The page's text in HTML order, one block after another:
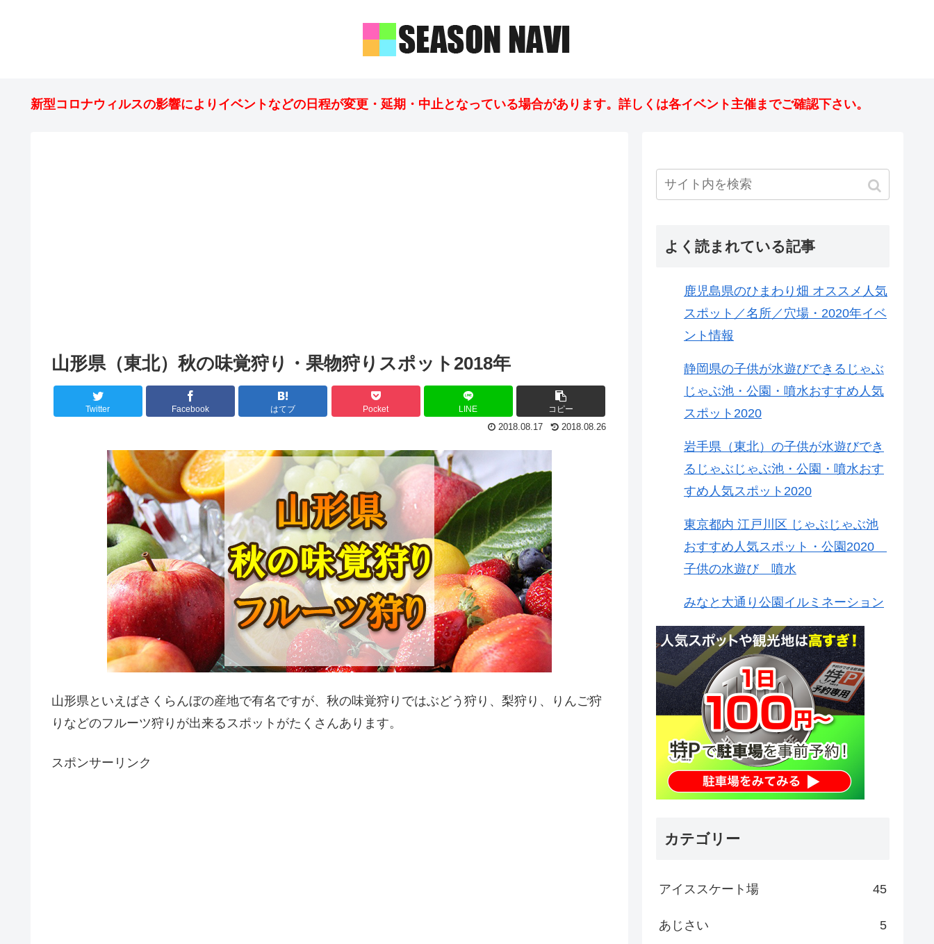
新型コロナウィルスの影響によりイベントなどの日程が変更・延期・中止となっている場合があります。詳しくは各イベント主催までご確認下さい。
山形県（東北）秋の味覚狩り・果物狩りスポット2018年
Twitter Facebook はてブ Pocket LINE
コピー
2018.08.26
2018.08.17
山形県といえばさくらんぼの産地で有名ですが、秋の味覚狩りではぶどう狩り、梨狩り、りんご狩
りなどのフルーツ狩りが出来るスポットがたくさんあります。
スポンサーリンク
よく読まれている記事
鹿児島県のひまわり畑 オススメ人気
スポット／名所／穴場・2020年イベ
ント情報
静岡県の子供が水遊びできるじゃぶ
じゃぶ池・公園・噴水おすすめ人気
スポット2020
岩手県（東北）の子供が水遊びでき
るじゃぶじゃぶ池・公園・噴水おす
すめ人気スポット2020
東京都内 江戸川区 じゃぶじゃぶ池
おすすめ人気スポット・公園2020
子供の水遊び 噴水
みなと大通り公園イルミネーション
カテゴリー
アイススケート場 45
あじさい 5